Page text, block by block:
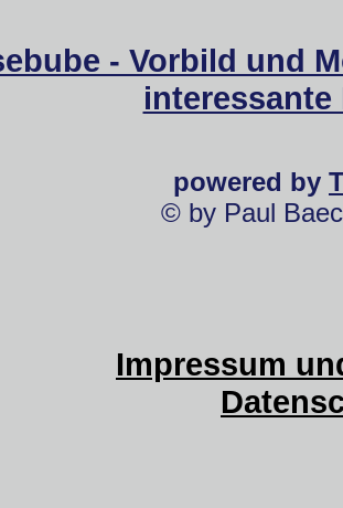
- Vorbild und
powered by
© by Paul
Impressum